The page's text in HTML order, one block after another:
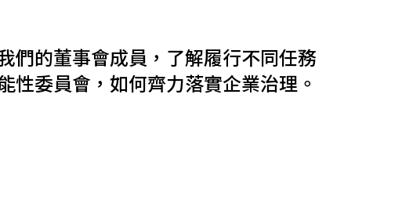
們的董事會成員，了解履行不同任務
性委員會，如何齊力落實企業治理。